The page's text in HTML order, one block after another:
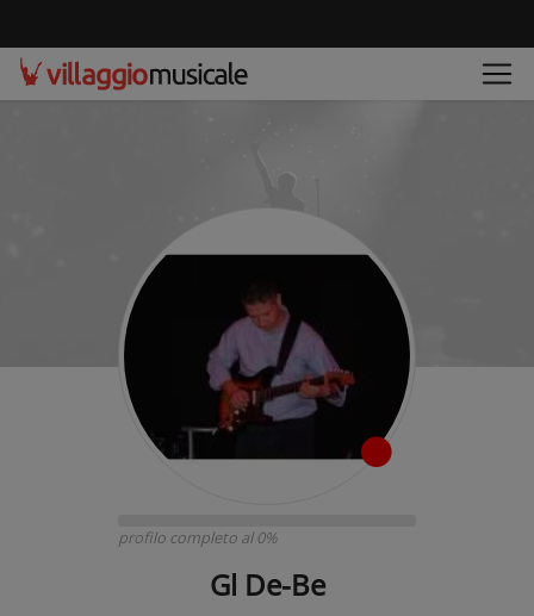
profilo completo al 0%
Gl De-Be